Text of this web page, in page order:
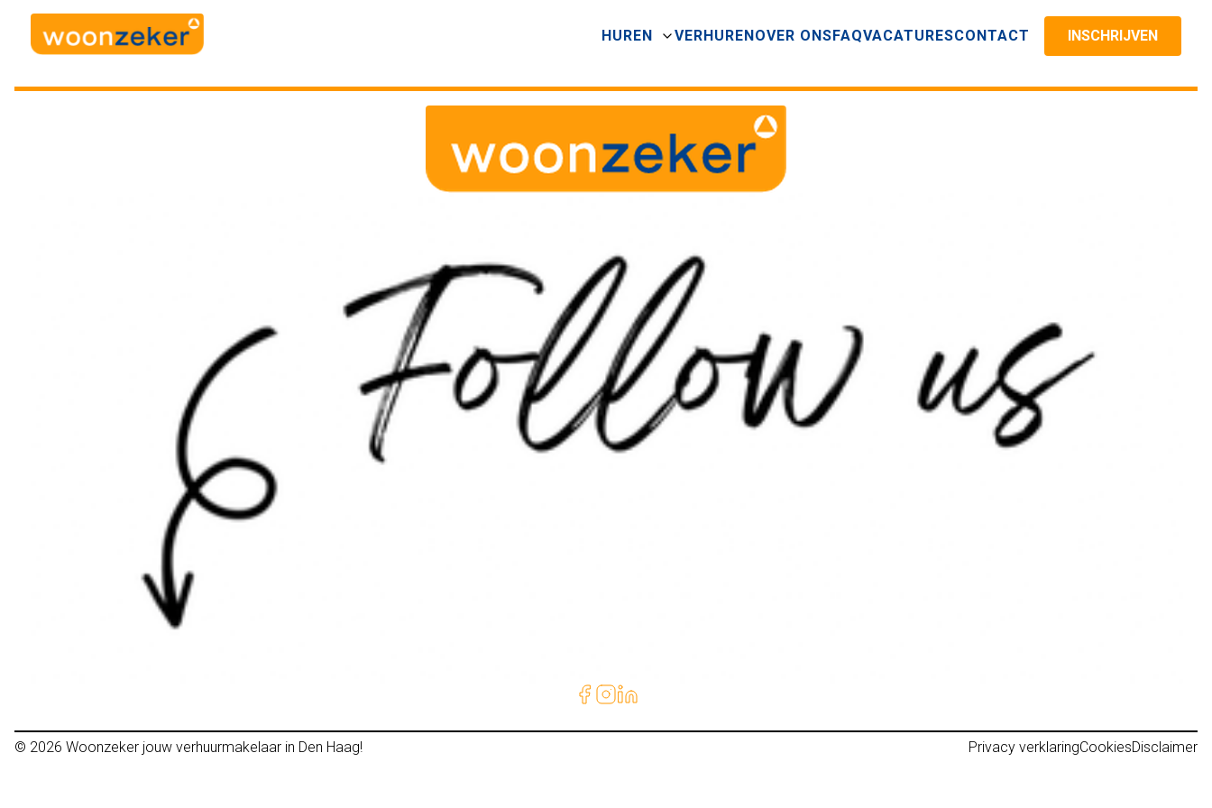
HUREN VERHURENOVER ONSFAQVACATURESCONTACT INSCHRIJVEN
© 2026 Woonzeker jouw verhuurmakelaar in Den Haag! Privacy verklaringCookiesDisclaimer